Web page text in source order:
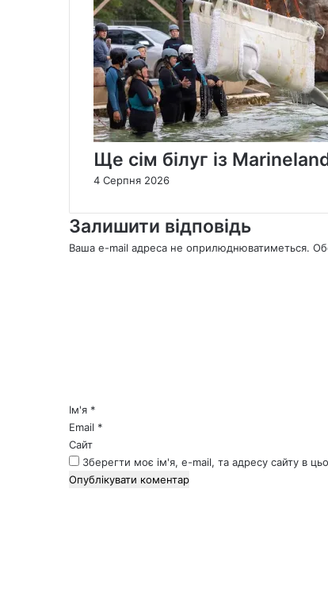
Ще сім білуг із
4 Серпня 2026
Залишити відповідь
Ваша e-mail адреса не оприлюднюватиметься.
*Ім'я *
Email *
Сайт
Зберегти моє ім'я, e-mail, та адресу сайту в